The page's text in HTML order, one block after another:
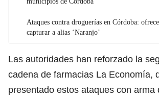
Ataques contra droguerías en Córdoba:
capturar a alias ‘Naranjo’
Las autoridades han reforzado la
cadena de farmacias La Economía,
presentado estos ataques con arma